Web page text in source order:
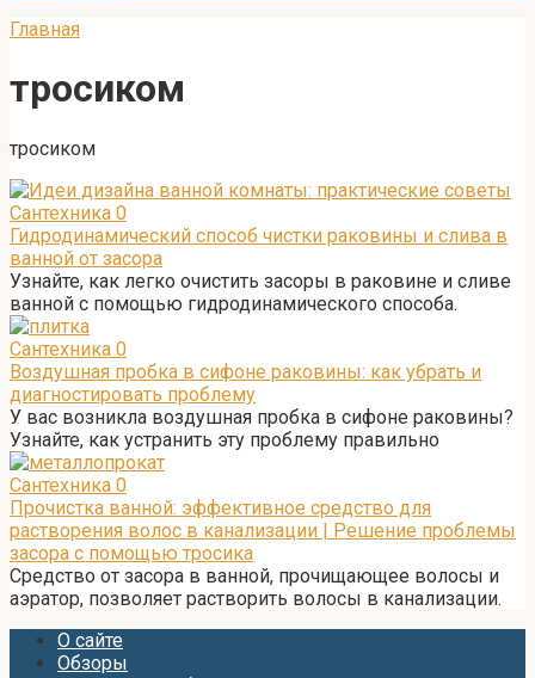
Главная
тросиком
тросиком
Сантехника 0
Гидродинамический способ чистки раковины и слива в
ванной от засора
Узнайте, как легко очистить засоры в раковине и сливе
ванной с помощью гидродинамического способа.
Сантехника 0
Воздушная пробка в сифоне раковины: как убрать и
диагностировать проблему
У вас возникла воздушная пробка в сифоне раковины?
Узнайте, как устранить эту проблему правильно
Сантехника 0
Прочистка ванной: эффективное средство для
растворения волос в канализации | Решение проблемы
засора с помощью тросика
Средство от засора в ванной, прочищающее волосы и
аэратор, позволяет растворить волосы в канализации.
О сайте
Обзоры